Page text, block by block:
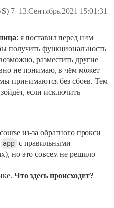
13.Сентябрь.2021 15:01:31
7
: я поставил перед ним
получить функциональность
разместить другие
не понимаю, в чём может
принимаются без сбоев. Тем
если исключить
из-за обратного прокси
app с правильными
но это совсем не решило
Что здесь происходит?